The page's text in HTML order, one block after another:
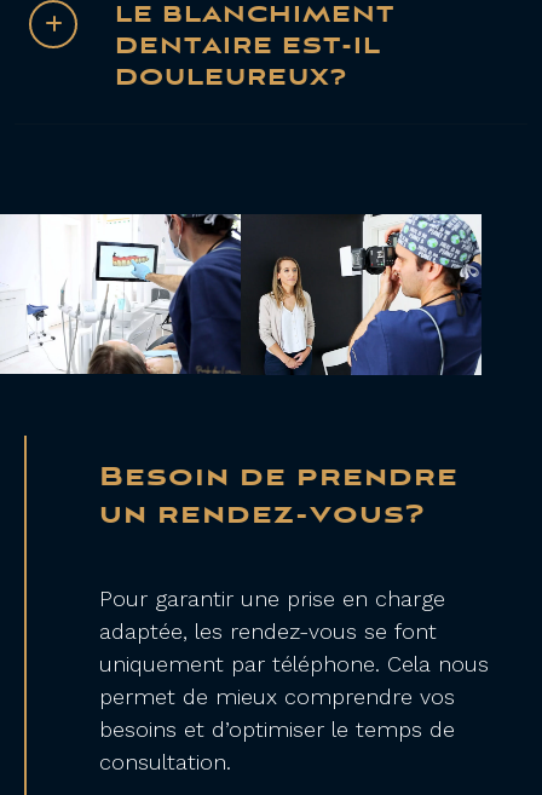
LE BLANCHIMENT
DENTAIRE EST-IL
DOULEUREUX?
Besoin de prendre
un rendez-vous?
Pour garantir une prise en charge
adaptée, les rendez-vous se font
uniquement par téléphone. Cela nous
permet de mieux comprendre vos
besoins et d’optimiser le temps de
consultation.